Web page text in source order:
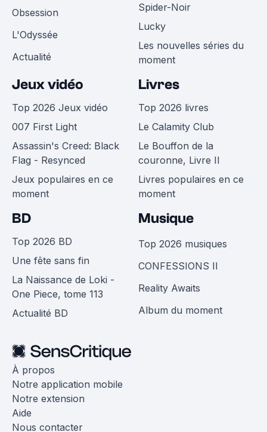
Obsession
L'Odyssée
Actualité
Spider-Noir
Lucky
Les nouvelles séries du
moment
Jeux vidéo
Top 2026 Jeux vidéo
007 First Light
Assassin's Creed: Black
Flag - Resynced
Jeux populaires en ce
moment
Livres
Top 2026 livres
Le Calamity Club
Le Bouffon de la
couronne, Livre II
Livres populaires en ce
moment
BD
Top 2026 BD
Une fête sans fin
La Naissance de Loki -
One Piece, tome 113
Actualité BD
Musique
Top 2026 musiques
CONFESSIONS II
Reality Awaits
Album du moment
À propos
Notre application mobile
Notre extension
Aide
Nous contacter